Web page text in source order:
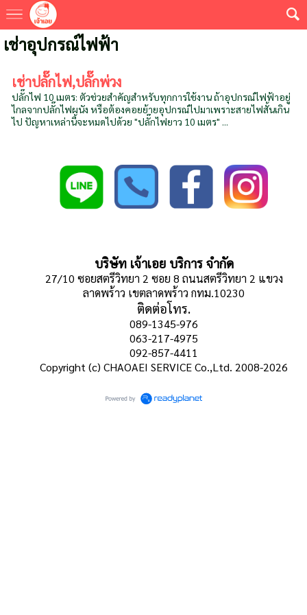
เช่าอุปกรณ์ไฟฟ้า
เช่าปลั๊กไฟ,ปลั๊กพ่วง
ปลั๊กไฟ 10 เมตร: ตัวช่วยสำคัญสำหรับทุกการใช้งาน ถ้าอุปกรณ์ไฟฟ้าอยู่
ไกลจากปลั๊กไฟผนัง หรือต้องคอยย้ายอุปกรณ์ไปมาเพราะสายไฟสั้นเกิน
ไป ปัญหาเหล่านี้จะหมดไปด้วย "ปลั๊กไฟยาว 10 เมตร" ...
บริษัท เจ้าเอย บริการ จำกัด
27/10 ซอยสตรีวิทยา 2 ซอย 8 ถนนสตรีวิทยา 2 แขวง
ลาดพร้าว เขตลาดพร้าว กทม.10230
ติดต่อโทร.
089-1345-976
063-217-4975
092-857-4411
Copyright (c) CHAOAEI SERVICE Co.,Ltd. 2008-2026